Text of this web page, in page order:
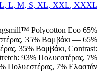
, L, M, S, XL, XXL, XXXL
Polycotton Eco 65%
35% Βαμβάκι — 65%
35% Βαμβάκι, Contrast:
93% Πολυεστέρας, 7%
Πολυεστέρας, 7% Ελαστάν